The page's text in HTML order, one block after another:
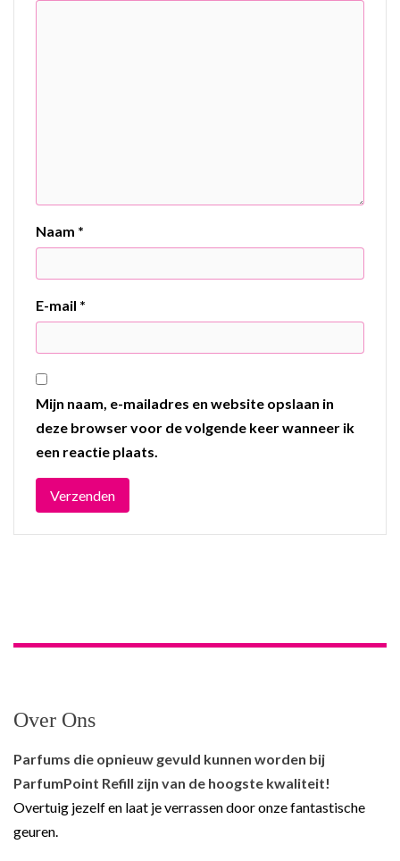
Naam *
E-mail *
Mijn naam, e-mailadres en website opslaan in
deze browser voor de volgende keer wanneer ik
een reactie plaats.
Over Ons
Parfums die opnieuw gevuld kunnen worden bij
ParfumPoint Refill zijn van de hoogste kwaliteit!
Overtuig jezelf en laat je verrassen door onze fantastische
geuren.